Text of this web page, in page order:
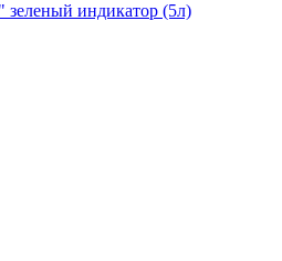
индикатор (5л)